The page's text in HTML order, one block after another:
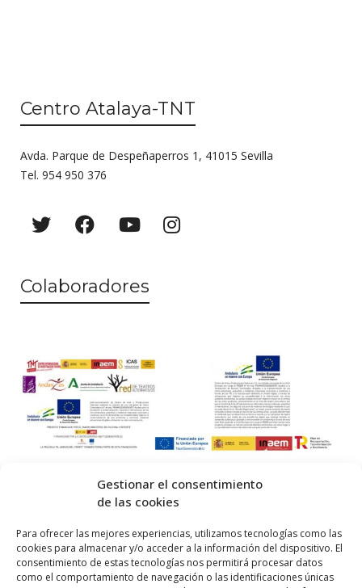
Gestionar el consentimiento
de las cookies
Para ofrecer las mejores experiencias, utilizamos tecnologías como las
cookies para almacenar y/o acceder a la información del dispositivo. El
consentimiento de estas tecnologías nos permitirá procesar datos
como el comportamiento de navegación o las identificaciones únicas
Centro Atalaya-TNT
Avda. Parque de Despeñaperros 1, 41015 Sevilla
Tel. 954 950 376
Colaboradores
by QM.